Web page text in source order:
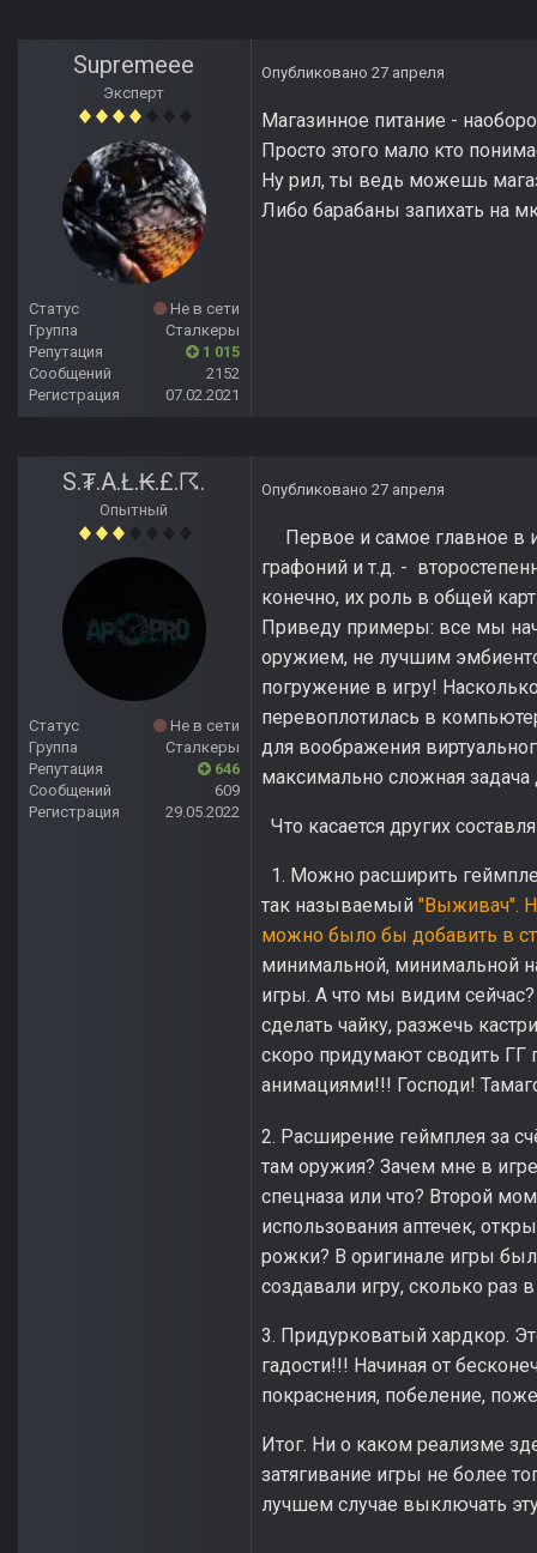
Supremeee
Эксперт
Статус
Не в сети
Группа
Сталкеры
Репутация
1 015
Сообщений
2152
Регистрация
07.02.2021
Опубликовано 27 апреля
Магазинное питание -
Просто этого мало кто
Ну рил, ты ведь можешь
Либо барабаны запихать на
S.₮.A.Ł.₭.£.☈.
Опытный
Статус
Не в сети
Группа
Сталкеры
Репутация
646
Сообщений
609
Регистрация
29.05.2022
Опубликовано 27 апреля
Первое и самое главное в
графоний и т.д. -
конечно, их роль в общей
Приведу примеры: все мы
оружием, не лучшим
погружение в игру!
перевоплотилась в
для воображения
максимально сложная
Что касается других
1. Можно расширить
так называемый "Выживач".
можно было бы добавить в
минимальной, минимальной
игры. А что мы видим сейчас?
сделать чайку, разжечь
скоро придумают сводить ГГ
анимациями!!! Господи!
2. Расширение геймплея за
там оружия? Зачем мне в
спецназа или что? Второй
использования аптечек,
рожки? В оригинале игры
создавали игру, сколько раз
3. Придурковатый хардкор.
гадости!!! Начиная от
покраснения, побеление,
Итог. Ни о каком реализме
затягивание игры не более
лучшем случае выключать